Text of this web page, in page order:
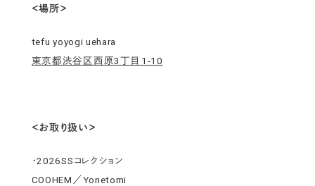
＜場所＞
tefu yoyogi uehara
東京都渋谷区西原3丁目 1-10
＜お取り扱い＞
・2026SSコレクション
COOHEM／Yonetomi